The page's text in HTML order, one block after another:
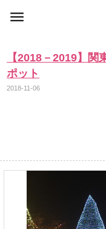
【2018－2019】
ポット
2018-11-06